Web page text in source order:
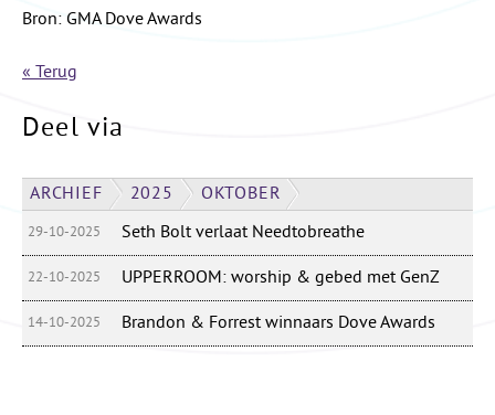
Bron: GMA Dove Awards
« Terug
Deel via
ARCHIEF 2025 OKTOBER
29-10-2025 Seth Bolt verlaat Needtobreathe
22-10-2025 UPPERROOM: worship & gebed met GenZ
14-10-2025 Brandon & Forrest winnaars Dove Awards